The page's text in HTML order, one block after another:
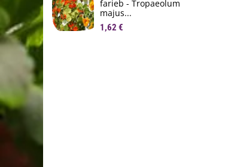
farieb - Tropaeolum
majus...
1,62 €